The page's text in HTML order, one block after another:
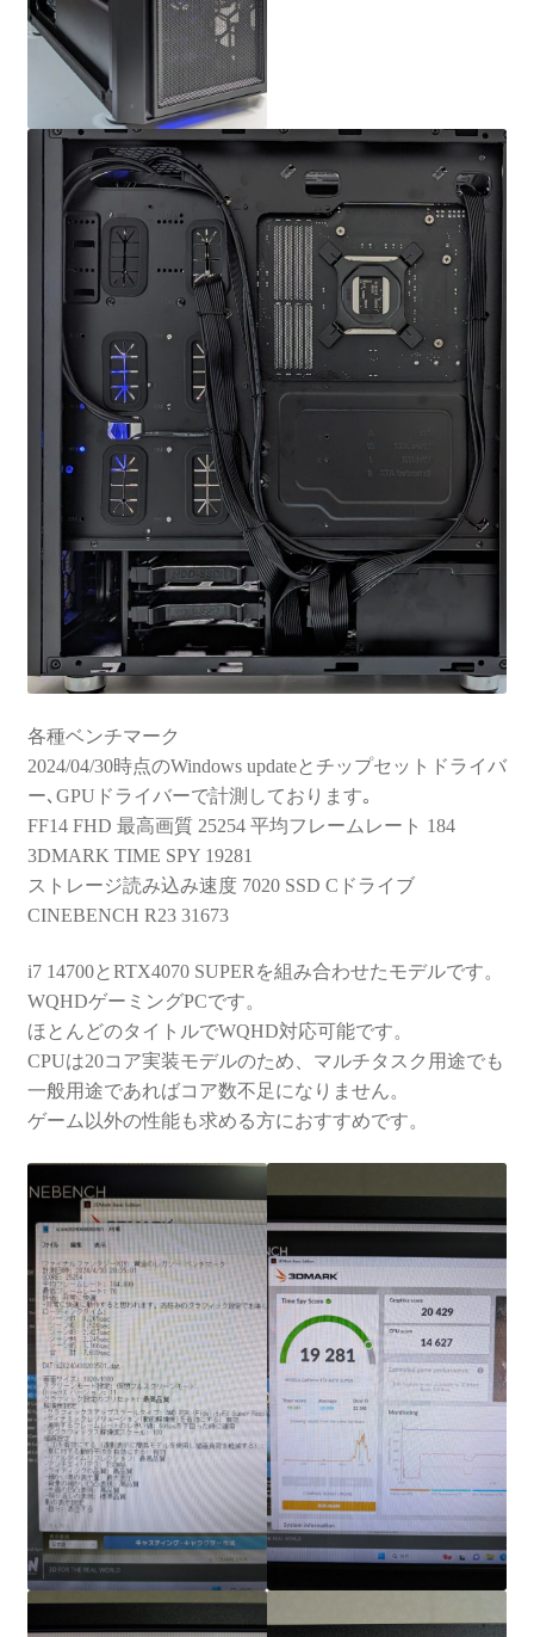
各種ベンチマーク
2024/04/30時点のWindows updateとチップセットドライバ
ー､GPUドライバーで計測しております｡
FF14 FHD 最高画質 25254 平均フレームレート 184
3DMARK TIME SPY 19281
ストレージ読み込み速度 7020 SSD Cドライブ
CINEBENCH R23 31673
i7 14700とRTX4070 SUPERを組み合わせたモデルです。
WQHDゲーミングPCです。
ほとんどのタイトルでWQHD対応可能です。
CPUは20コア実装モデルのため、マルチタスク用途でも
一般用途であればコア数不足になりません。
ゲーム以外の性能も求める方におすすめです。